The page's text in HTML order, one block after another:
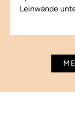
Leinwände